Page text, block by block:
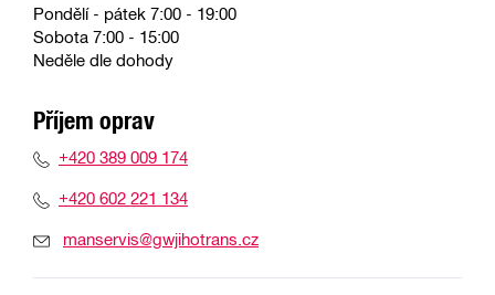
Pondělí - pátek 7:00 - 19:00
Sobota 7:00 - 15:00
Neděle dle dohody
Příjem oprav
+420 389 009 174
+420 602 221 134
manservis@gwjihotrans.cz